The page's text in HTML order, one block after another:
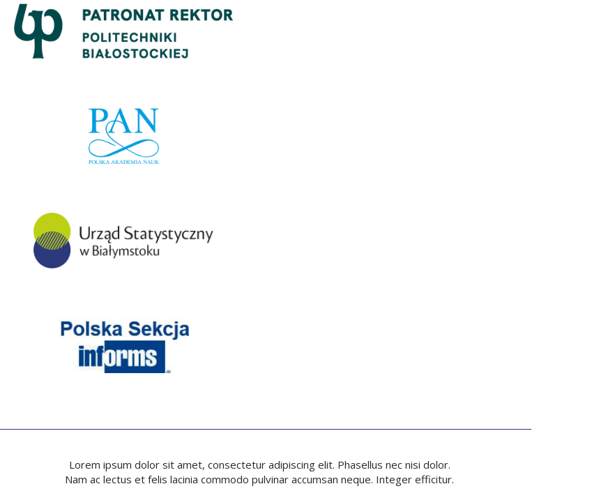
Lorem ipsum dolor sit amet, consectetur adipiscing elit. Phasellus nec nisi dolor.
Nam ac lectus et felis lacinia commodo pulvinar accumsan neque. Integer efficitur.